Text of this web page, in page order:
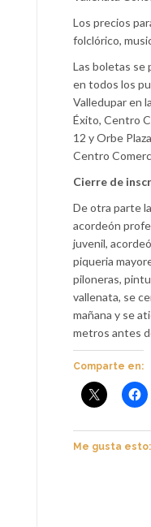
Los precios
folclórico,
Las boletas se
en todos los
Valledupar en
Éxito, Centro
12 y Orbe
Centro
Cierre de
De otra parte
acordeón
juvenil,
piqueria
piloneras,
vallenata, se
mañana y se
metros antes
Comparte en:
Me gusta esto: